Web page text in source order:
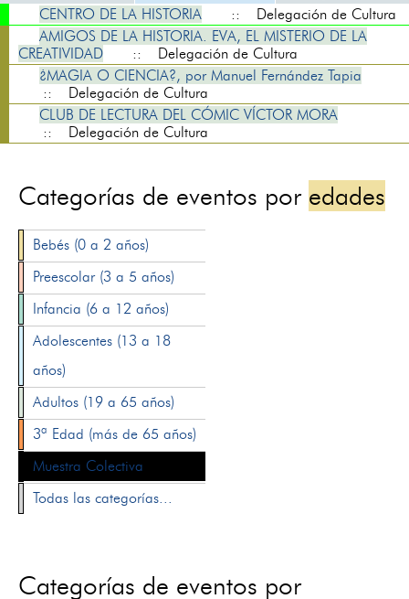
CENTRO DE LA HISTORIA
:: Delegación de Cultura
AMIGOS DE LA HISTORIA. EVA, EL MISTERIO DE LA
CREATIVIDAD
:: Delegación de Cultura
¿MAGIA O CIENCIA?, por Manuel Fernández Tapia
:: Delegación de Cultura
CLUB DE LECTURA DEL CÓMIC VÍCTOR MORA
:: Delegación de Cultura
Categorías de eventos por edades
Bebés (0 a 2 años)
Preescolar (3 a 5 años)
Infancia (6 a 12 años)
Adolescentes (13 a 18
años)
Adultos (19 a 65 años)
3ª Edad (más de 65 años)
Muestra Colectiva
Todas las categorías...
Categorías de eventos por